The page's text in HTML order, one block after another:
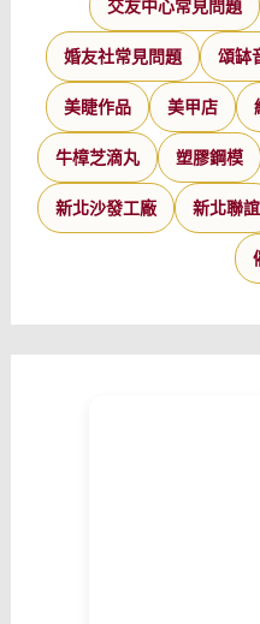
交友中心常見問題
婚友社常見問題 頌缽
美睫作品 美甲店
牛樟芝滴丸 塑膠鋼模
新北沙發工廠 新北聯誼